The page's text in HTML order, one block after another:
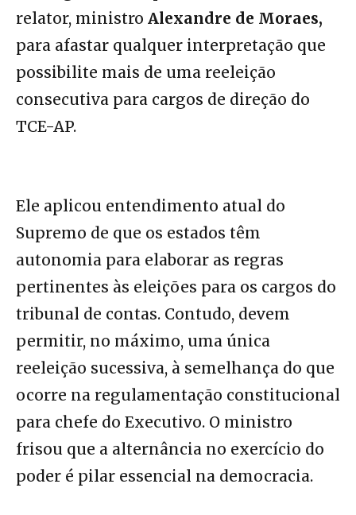
relator, ministro Alexandre de Moraes,
para afastar qualquer interpretação que
possibilite mais de uma reeleição
consecutiva para cargos de direção do
TCE-AP.
Ele aplicou entendimento atual do
Supremo de que os estados têm
autonomia para elaborar as regras
pertinentes às eleições para os cargos do
tribunal de contas. Contudo, devem
permitir, no máximo, uma única
reeleição sucessiva, à semelhança do que
ocorre na regulamentação constitucional
para chefe do Executivo. O ministro
frisou que a alternância no exercício do
poder é pilar essencial na democracia.